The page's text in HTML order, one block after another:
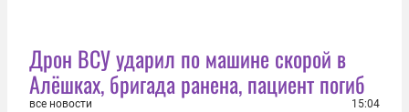
Дрон ВСУ ударил по машине скорой в
Алёшках, бригада ранена, пациент погиб
все новости 15:04